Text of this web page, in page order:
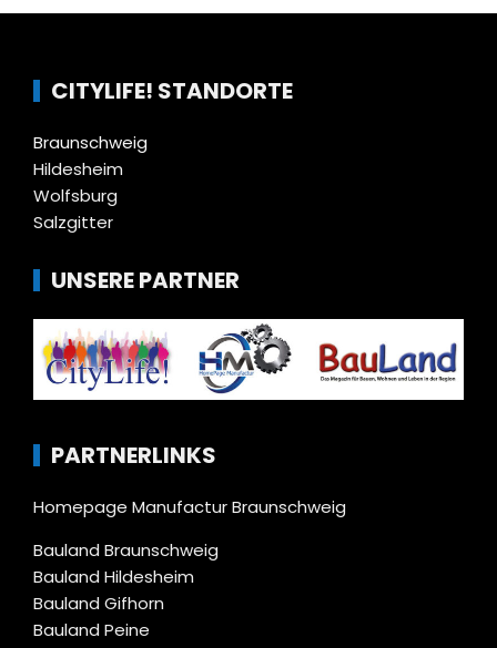
CITYLIFE! STANDORTE
Braunschweig
Hildesheim
Wolfsburg
Salzgitter
UNSERE PARTNER
PARTNERLINKS
Homepage Manufactur Braunschweig
Bauland Braunschweig
Bauland Hildesheim
Bauland Gifhorn
Bauland Peine